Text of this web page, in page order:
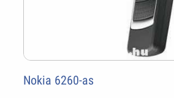
Nokia 6260-as